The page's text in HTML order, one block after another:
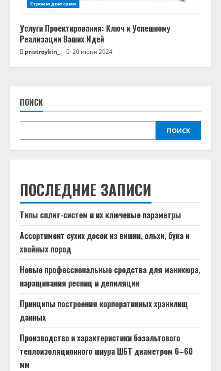
Строим дом сами
Услуги Проектирования: Ключ к Успешному
Реализации Ваших Идей
pristroykin_ 20 июня 2024
ПОИСК
ПОИСК
ПОСЛЕДНИЕ ЗАПИСИ
Типы сплит-систем и их ключевые параметры
Ассортимент сухих досок из вишни, ольхи, бука и
хвойных пород
Новые профессиональные средства для маникюра,
наращивания ресниц и депиляции
Принципы построения корпоративных хранилищ
данных
Производство и характеристики базальтового
теплоизоляционного шнура ШБТ диаметром 6–60
мм